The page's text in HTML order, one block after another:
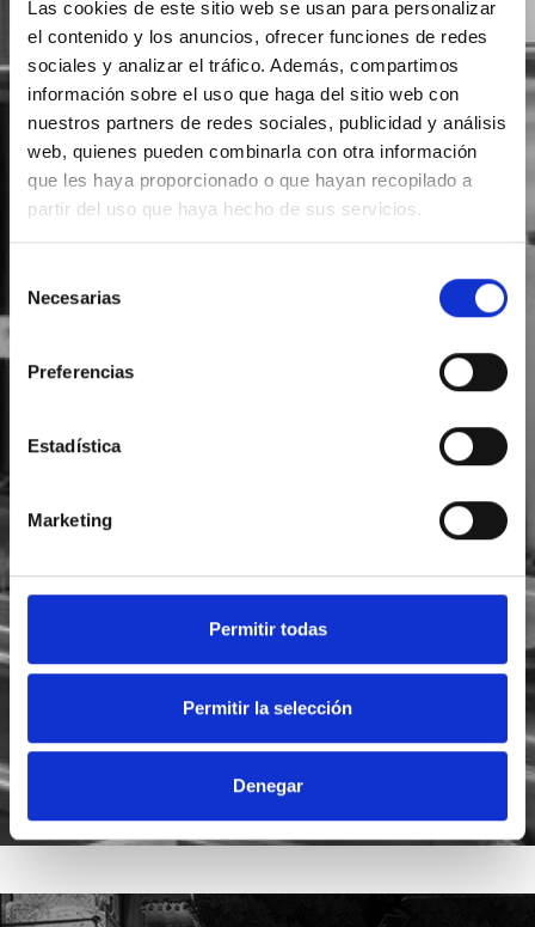
Las cookies de este sitio web se usan para personalizar
el contenido y los anuncios, ofrecer funciones de redes
sociales y analizar el tráfico. Además, compartimos
información sobre el uso que haga del sitio web con
nuestros partners de redes sociales, publicidad y análisis
web, quienes pueden combinarla con otra información
que les haya proporcionado o que hayan recopilado a
partir del uso que haya hecho de sus servicios.
consentimiento
Necesarias
Preferencias
Estadística
Marketing
Permitir todas
Permitir la selección
Denegar
He leído y acepto lapolítica de privacidad